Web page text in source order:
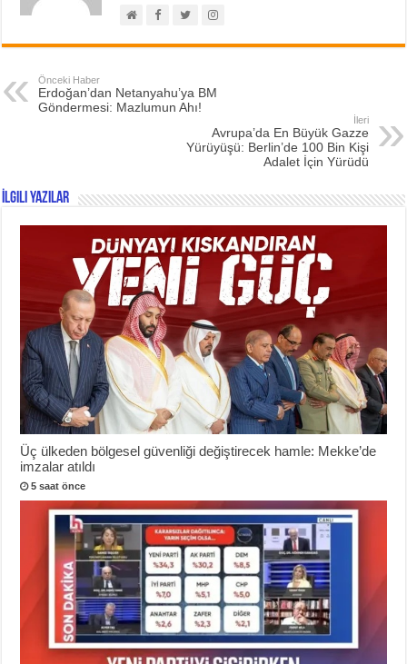
Önceki Haber
Erdoğan’dan Netanyahu’ya BM
Göndermesi: Mazlumun Ahı!
İleri
Avrupa’da En Büyük Gazze
Yürüyüşü: Berlin’de 100 Bin Kişi
Adalet İçin Yürüdü
İlgili Yazılar
Üç ülkeden bölgesel güvenliği değiştirecek hamle: Mekke’de
imzalar atıldı
5 saat önce